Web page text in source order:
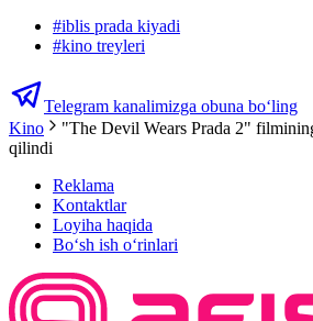
#iblis prada kiyadi
#kino treyleri
Telegram kanalimizga obuna bo‘ling
Kino
"The Devil Wears Prada 2"
qilindi
Reklama
Kontaktlar
Loyiha haqida
Bo‘sh ish o‘rinlari